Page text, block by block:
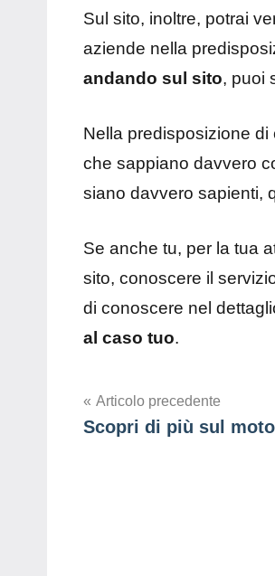
Sul sito, inoltre, potrai
aziende nella
andando sul sito, puoi
Nella predisposizione
che sappiano davvero
siano davvero sapienti,
Se anche tu, per la tua
sito, conoscere il
di conoscere nel
al caso tuo.
Navigazione
articoli
Articolo precedente
Scopri di più sul